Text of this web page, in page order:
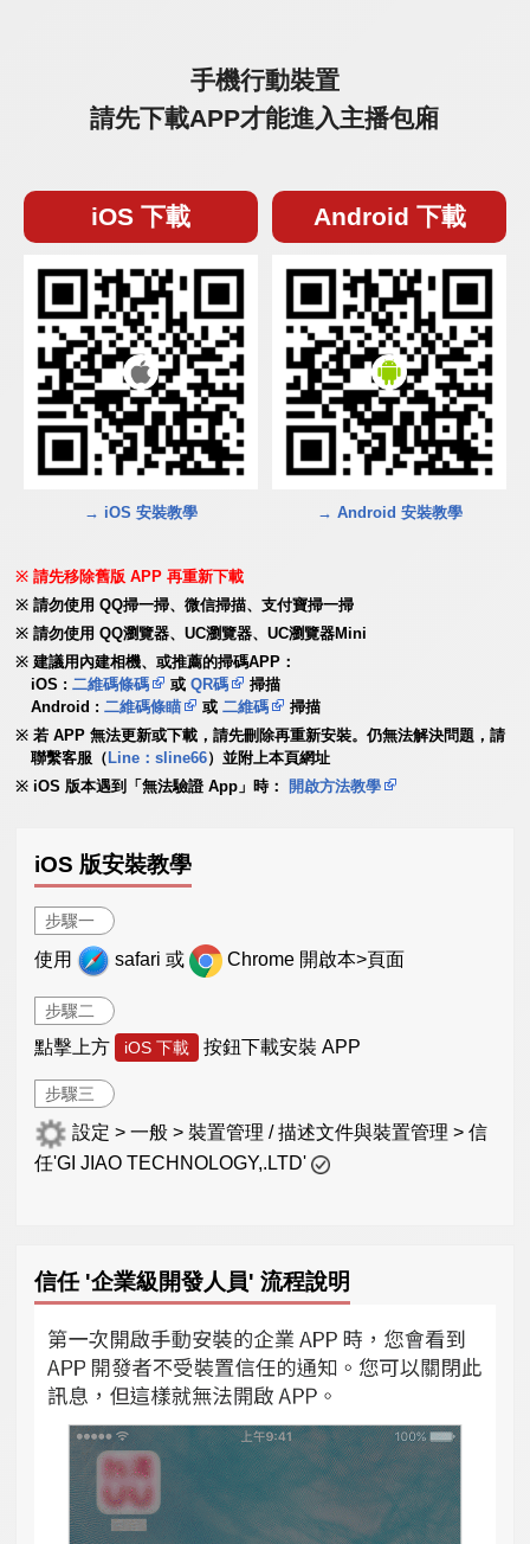
手機行動裝置
請先下載APP才能進入主播包廂
iOS 下載
→ iOS 安裝教學
Android 下載
→ Android 安裝教學
請先移除舊版 APP 再重新下載
請勿使用 QQ掃一掃、微信掃描、支付寶掃一掃
請勿使用 QQ瀏覽器、UC瀏覽器、UC瀏覽器Mini
建議用內建相機、或推薦的掃碼APP：
iOS :二維碼條碼 或QR碼
掃描
Android :二維碼條瞄 或二維碼
掃描
若 APP 無法更新或下載，請先刪除再重新安裝。仍無法解決問題，請
聯繫客服（ Line：sline66）並附上本頁網址
iOS 版本遇到「無法驗證 App」時：
開啟方法教學
iOS 版安裝教學
步驟一
使用 safari 或 Chrome 開啟本>頁面
步驟二
點擊上方 iOS 下載 按鈕下載安裝 APP
步驟三
設定 > 一般 > 裝置管理 / 描述文件與裝置管理 > 信
任'GI JIAO TECHNOLOGY,.LTD'
信任 '企業級開發人員' 流程說明